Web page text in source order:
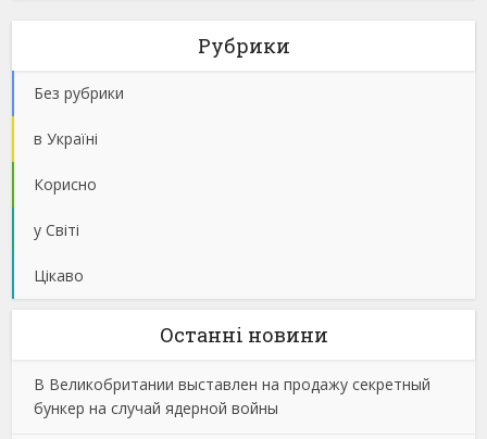
Рубрики
Без рубрики
в Україні
Корисно
у Світі
Цікаво
Останнi новини
В Великобритании выставлен на продажу секретный
бункер на случай ядерной войны